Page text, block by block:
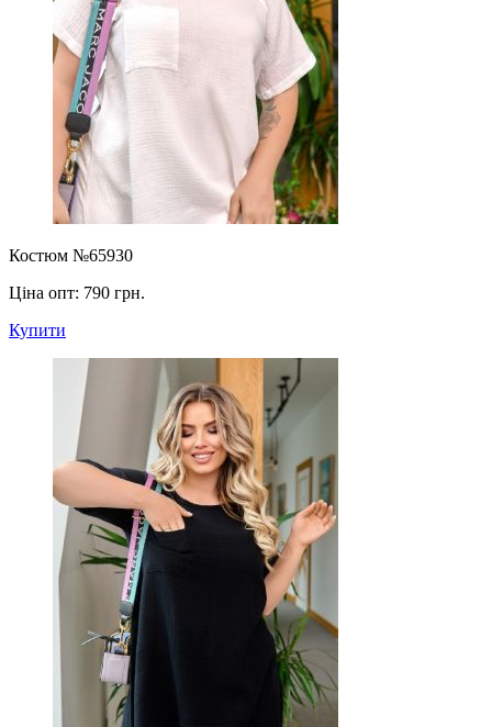
Костюм №65930
Ціна опт: 790 грн.
Купити